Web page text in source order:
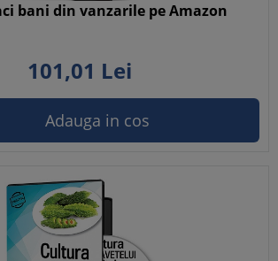
bani din vanzarile pe Amazon
101,01 Lei
Adauga in cos